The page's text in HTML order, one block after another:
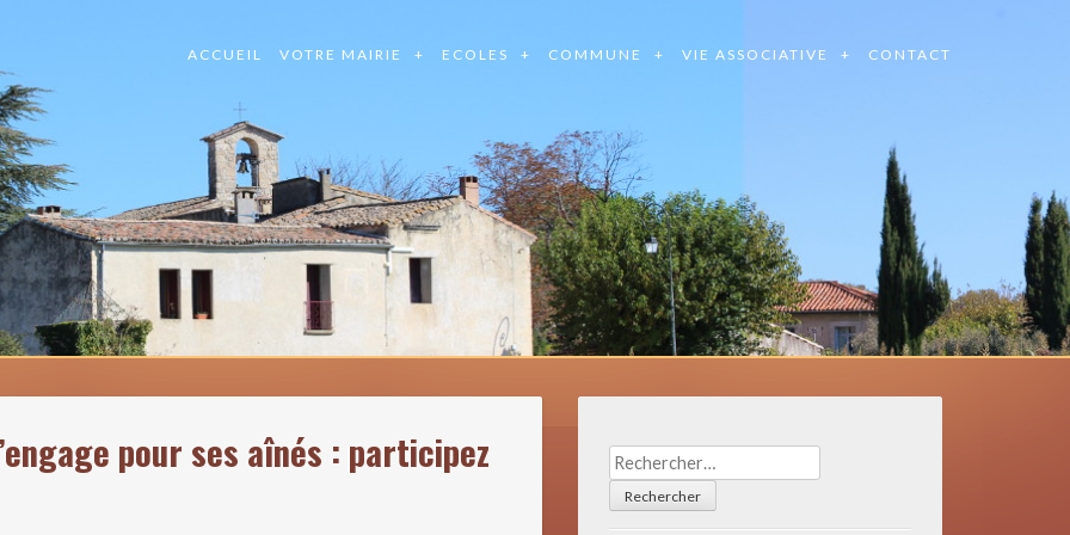
ACCUEIL VOTRE MAIRIE ECOLES COMMUNE VIE ASSOCIATIVE CONTACT
pour ses aînés : participez
Rechercher :